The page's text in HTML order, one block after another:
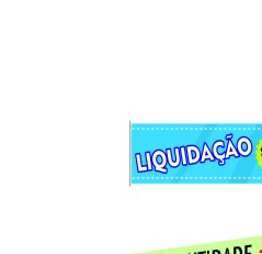
Faixa 200x65 cm - Compras